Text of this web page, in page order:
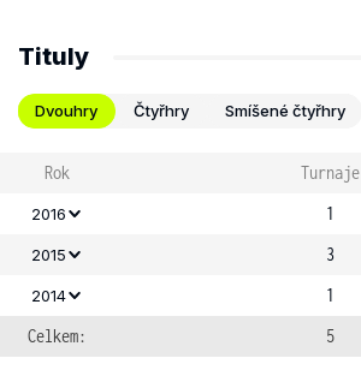
Tituly
Dvouhry Čtyřhry Smíšené čtyřhry
Rok Turnaje
2016 1
2015 3
2014
1
Celkem:
5